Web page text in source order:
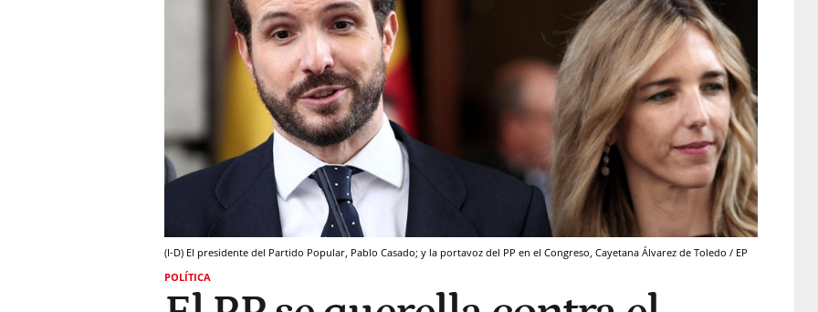
(I-D) El presidente del Partido Popular, Pablo Casado; y la portavoz del PP en el Congreso, Cayetana Álvarez de Toledo / EP
POLÍTICA